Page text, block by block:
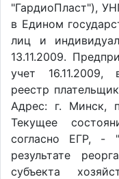
"ГардиоПласт"),
в Едином
лиц и
13.11.2009.
учет 16.11.2009,
реестр
Адрес: г. Минск,
Текущее
согласно ЕГР, -
результате
субъекта